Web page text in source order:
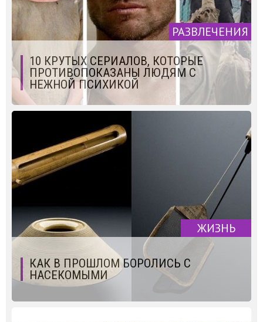
РАЗВЛЕЧЕНИЯ
10 КРУТЫХ СЕРИАЛОВ, КОТОРЫЕ
ПРОТИВОПОКАЗАНЫ ЛЮДЯМ С
НЕЖНОЙ ПСИХИКОЙ
ЖИЗНЬ
КАК В ПРОШЛОМ БОРОЛИСЬ С
НАСЕКОМЫМИ